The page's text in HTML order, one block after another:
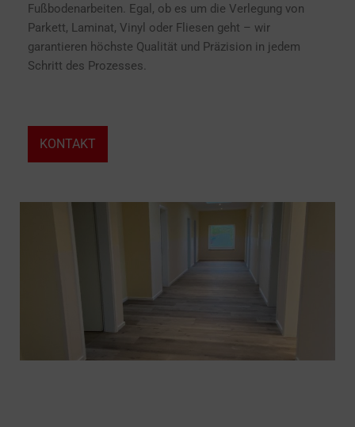
Fußbodenarbeiten. Egal, ob es um die Verlegung von
Parkett, Laminat, Vinyl oder Fliesen geht – wir
garantieren höchste Qualität und Präzision in jedem
Schritt des Prozesses.
KONTAKT